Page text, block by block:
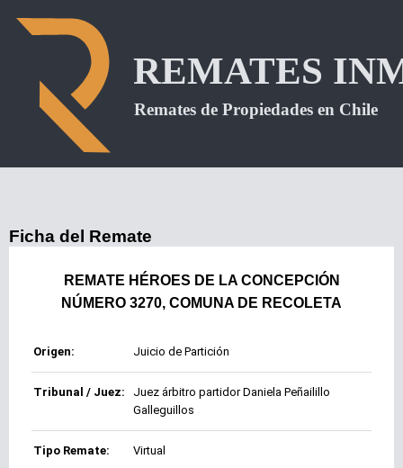
Ficha del Remate
REMATE HÉROES DE LA CONCEPCIÓN
NÚMERO 3270, COMUNA DE RECOLETA
Origen: Juicio de Partición
Tribunal / Juez:
Juez árbitro partidor Daniela Peñailillo
Galleguillos
Tipo Remate: Virtual